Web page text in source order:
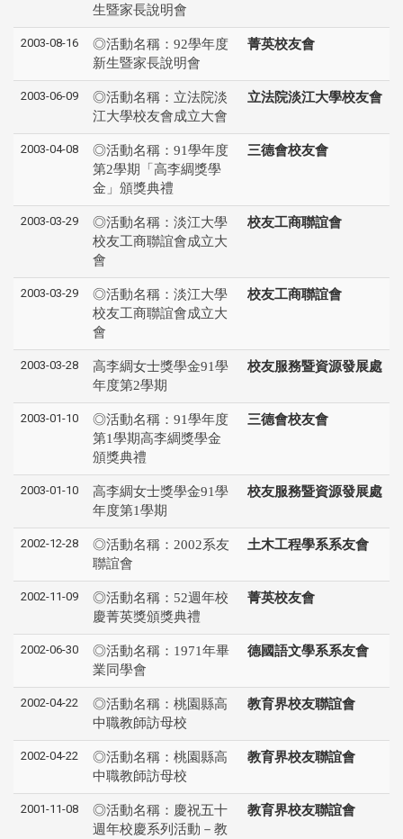
生暨家長說明會
2003-08-16
◎活動名稱：92學年度
新生暨家長說明會
菁英校友會
2003-06-09
◎活動名稱：立法院淡
江大學校友會成立大會
立法院淡江大學校友會
2003-04-08
◎活動名稱：91學年度
第2學期「高李綢獎學
金」頒獎典禮
三德會校友會
2003-03-29
◎活動名稱：淡江大學
校友工商聯誼會成立大
會
校友工商聯誼會
2003-03-29
◎活動名稱：淡江大學
校友工商聯誼會成立大
會
校友工商聯誼會
2003-03-28
高李綢女士獎學金91學
年度第2學期
校友服務暨資源發展處
2003-01-10
◎活動名稱：91學年度
第1學期高李綢獎學金
頒獎典禮
三德會校友會
2003-01-10
高李綢女士獎學金91學
年度第1學期
校友服務暨資源發展處
2002-12-28
◎活動名稱：2002系友
聯誼會
土木工程學系系友會
2002-11-09
◎活動名稱：52週年校
慶菁英獎頒獎典禮
菁英校友會
2002-06-30
◎活動名稱：1971年畢
業同學會
德國語文學系系友會
2002-04-22
◎活動名稱：桃園縣高
中職教師訪母校
教育界校友聯誼會
2002-04-22
◎活動名稱：桃園縣高
中職教師訪母校
教育界校友聯誼會
2001-11-08
◎活動名稱：慶祝五十
週年校慶系列活動－教
教育界校友聯誼會